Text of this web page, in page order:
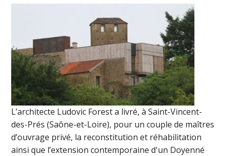
L’architecte Ludovic Forest a livré, à Saint-Vincent-
des-Prés (Saône-et-Loire), pour un couple de maîtres
d’ouvrage privé, la reconstitution et réhabilitation
ainsi que l’extension contemporaine d'un Doyenné